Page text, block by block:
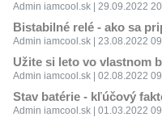
Admin iamcool.sk | 29.09.2022
Bistabilné relé - ako sa
Admin iamcool.sk | 23.08.2022
Užite si leto vo vlastnom
Admin iamcool.sk | 02.08.2022
Stav batérie - kľúčový
Admin iamcool.sk | 01.03.2022